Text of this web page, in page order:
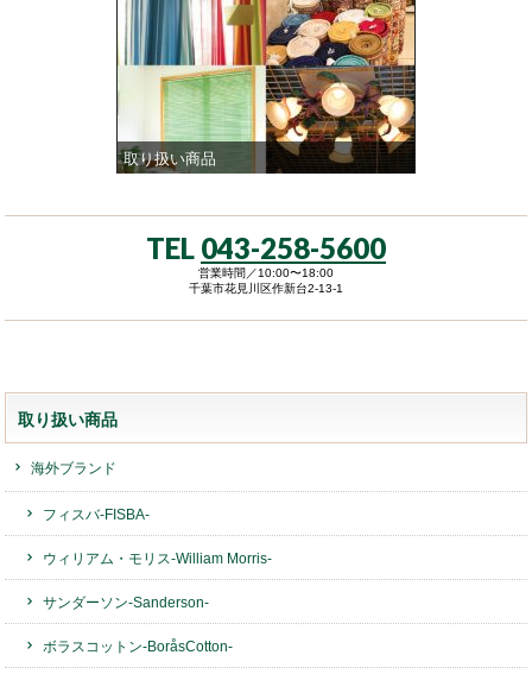
取り扱い商品
TEL 043-258-5600
営業時間／10:00〜18:00
千葉市花見川区作新台2-13-1
取り扱い商品
海外ブランド
フィスバ-FISBA-
ウィリアム・モリス-William Morris-
サンダーソン-Sanderson-
ボラスコットン-BoråsCotton-